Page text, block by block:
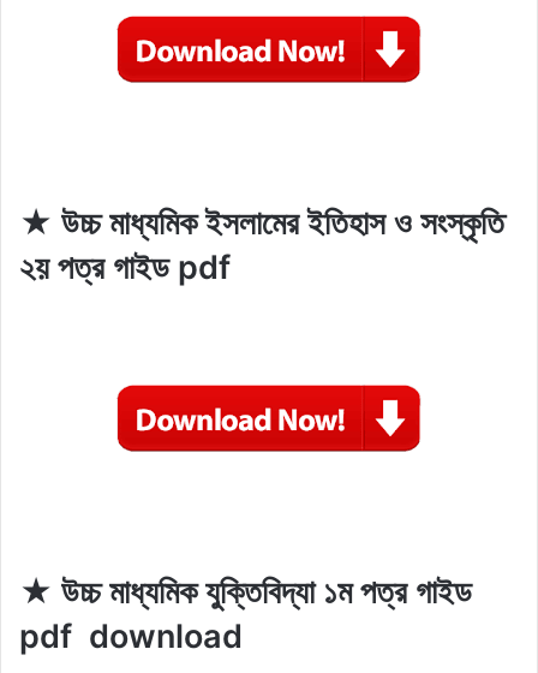
★ উচ্চ মাধ্যমিক ইসলামের ইতিহাস ও সংস্কৃতি
২য় পত্র গাইড pdf
★ উচ্চ মাধ্যমিক যুক্তিবিদ্যা ১ম পত্র গাইড
pdf download